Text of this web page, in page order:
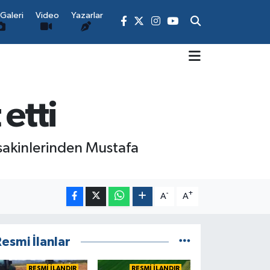
Video Yazarlar
etti
Mustafa
A- A+
İlanlar
RESMİ İLANDIR RESMİ İLANDIR